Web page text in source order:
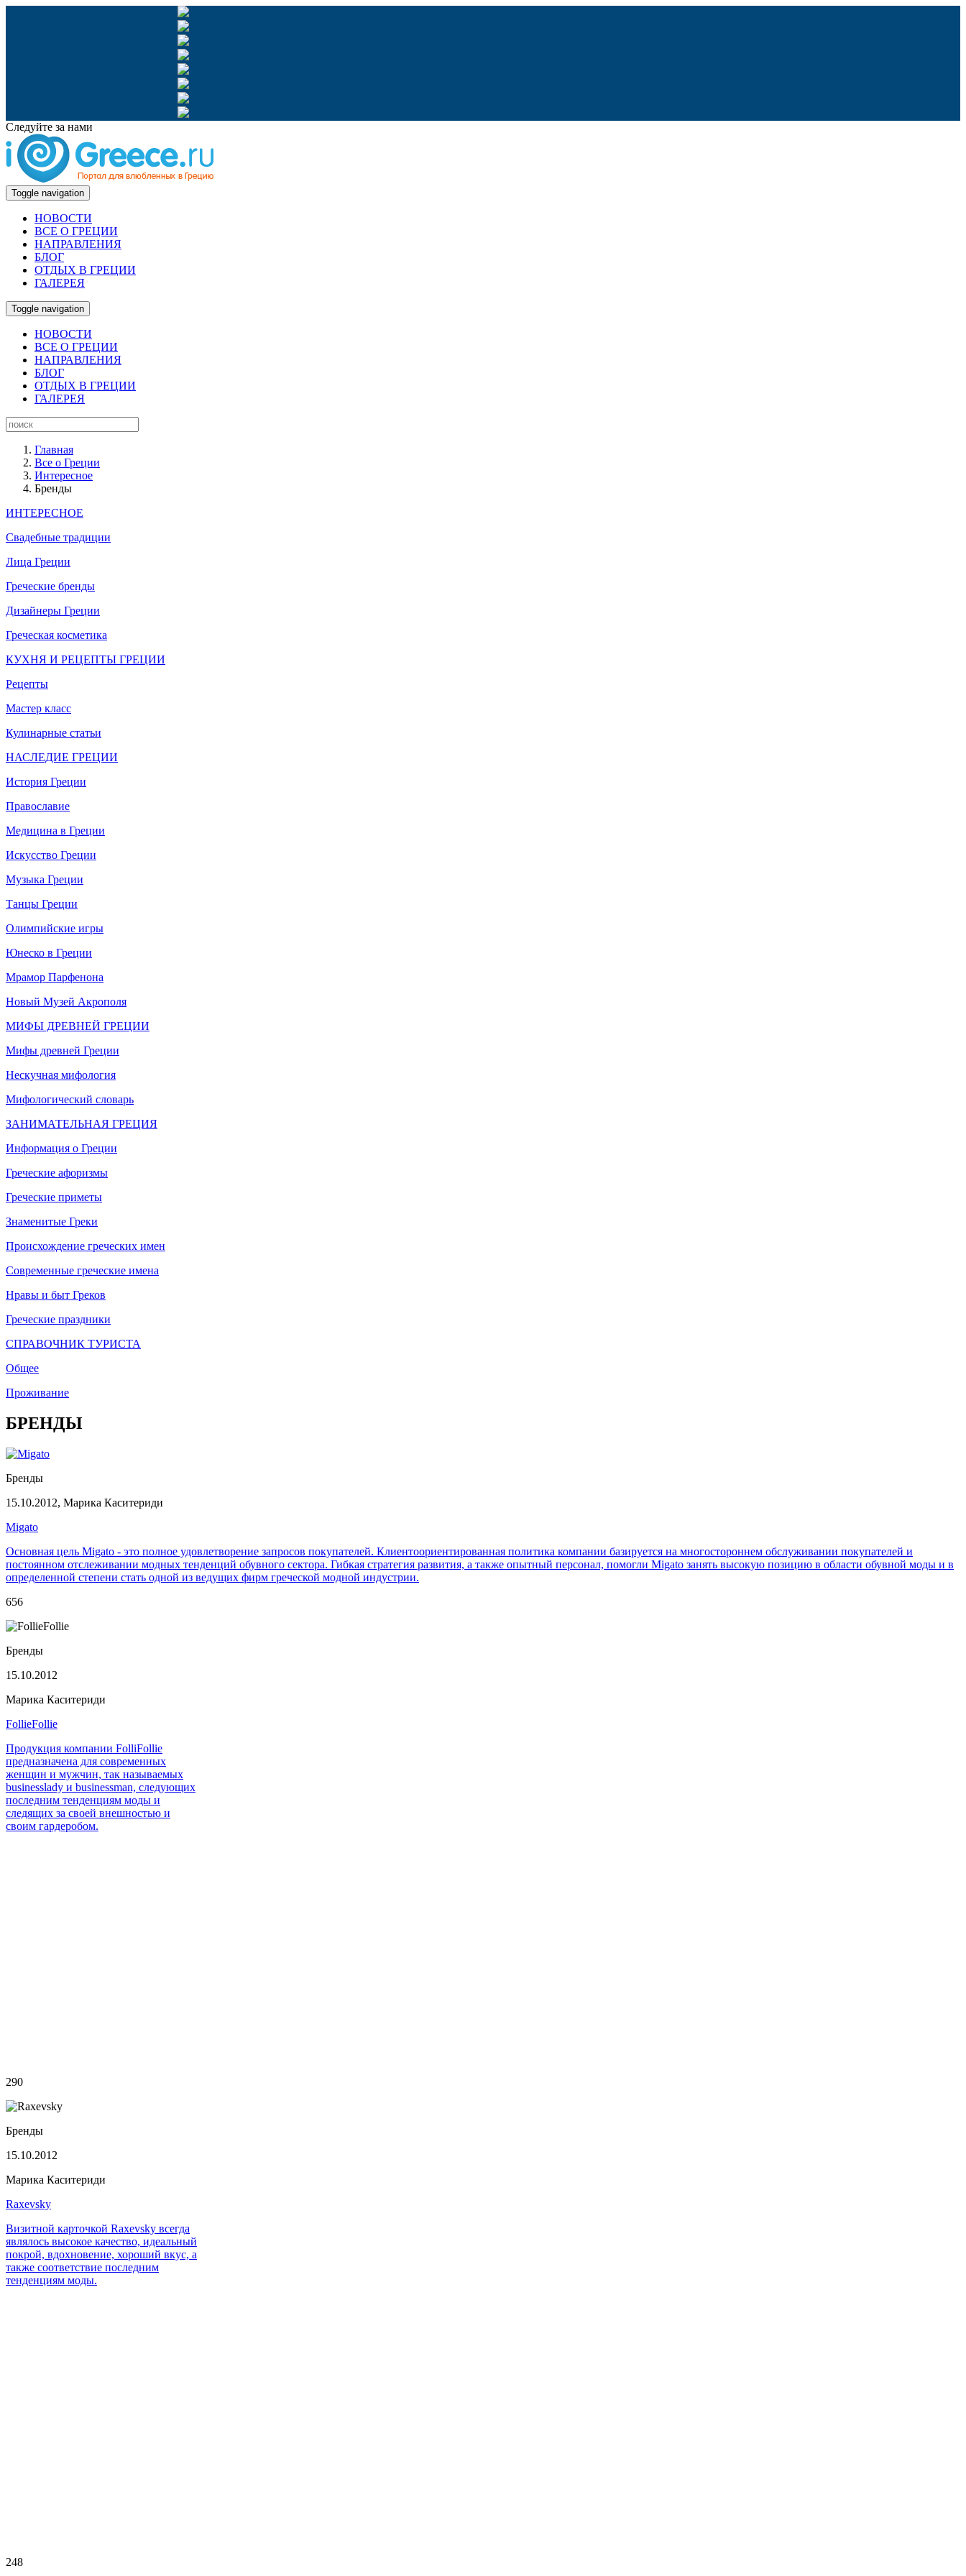
Следуйте за нами
Toggle navigation
НОВОСТИ
ВСЕ О ГРЕЦИИ
НАПРАВЛЕНИЯ
БЛОГ
ОТДЫХ В ГРЕЦИИ
ГАЛЕРЕЯ
Toggle navigation
НОВОСТИ
ВСЕ О ГРЕЦИИ
НАПРАВЛЕНИЯ
БЛОГ
ОТДЫХ В ГРЕЦИИ
ГАЛЕРЕЯ
Главная
Все о Греции
Интересное
Бренды
ИНТЕРЕСНОЕ
Свадебные традиции
Лица Греции
Греческие бренды
Дизайнеры Греции
Греческая косметика
КУХНЯ И РЕЦЕПТЫ ГРЕЦИИ
Рецепты
Мастер класс
Кулинарные статьи
НАСЛЕДИЕ ГРЕЦИИ
История Греции
Православие
Медицина в Греции
Искусство Греции
Музыка Греции
Танцы Греции
Олимпийские игры
Юнеско в Греции
Мрамор Парфенона
Новый Музей Акрополя
МИФЫ ДРЕВНЕЙ ГРЕЦИИ
Мифы древней Греции
Нескучная мифология
Мифологический словарь
ЗАНИМАТЕЛЬНАЯ ГРЕЦИЯ
Информация о Греции
Греческие афоризмы
Греческие приметы
Знаменитые Греки
Происхождение греческих имен
Современные греческие имена
Нравы и быт Греков
Греческие праздники
СПРАВОЧНИК ТУРИСТА
Общее
Проживание
БРЕНДЫ
Бренды
15.10.2012, Марика Каситериди
Migato
Основная цель Migato - это полное удовлетворение запросов покупателей. Клиентоориентированная политика компании базируется на многостороннем обслуживании покупателей и
постоянном отслеживании модных тенденций обувного сектора. Гибкая стратегия развития, а также опытный персонал, помогли Migato занять высокую позицию в области обувной моды и в
определенной степени стать одной из ведущих фирм греческой модной индустрии.
656
Бренды
15.10.2012
Марика Каситериди
FollieFollie
Продукция компании FolliFollie
предназначена для современных
женщин и мужчин, так называемых
businesslady и businessman, следующих
последним тенденциям моды и
следящих за своей внешностью и
своим гардеробом.
290
Бренды
15.10.2012
Марика Каситериди
Raxevsky
Визитной карточкой Raxevsky всегда
являлось высокое качество, идеальный
покрой, вдохновение, хороший вкус, а
также соответствие последним
тенденциям моды.
248